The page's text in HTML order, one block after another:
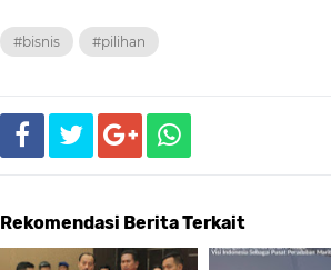
#bisnis #pilihan
Rekomendasi Berita Terkait